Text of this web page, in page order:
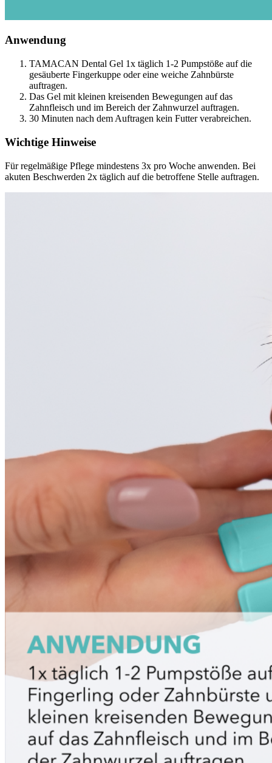
Anwendung
TAMACAN Dental Gel 1x täglich 1-2 Pumpstöße auf die
gesäuberte Fingerkuppe oder eine weiche Zahnbürste
auftragen.
Das Gel mit kleinen kreisenden Bewegungen auf das
Zahnfleisch und im Bereich der Zahnwurzel auftragen.
30 Minuten nach dem Auftragen kein Futter verabreichen.
Wichtige Hinweise
Für regelmäßige Pflege mindestens 3x pro Woche anwenden. Bei
akuten Beschwerden 2x täglich auf die betroffene Stelle auftragen.